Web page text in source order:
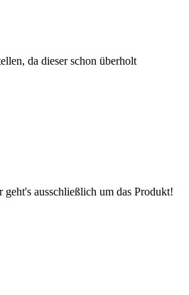
da dieser schon überholt
ausschließlich um das Produkt!